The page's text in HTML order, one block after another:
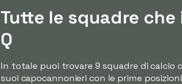
Tutte le squadre
Q
In totale puoi trovare 9 squadre di calcio
suoi capocannonieri con le prime